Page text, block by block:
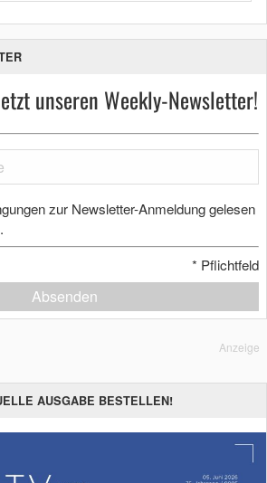
unseren Weekly-Newsletter!
zur Newsletter-Anmeldung gelesen
* Pflichtfeld
Absenden
Anzeige
AUSGABE BESTELLEN!